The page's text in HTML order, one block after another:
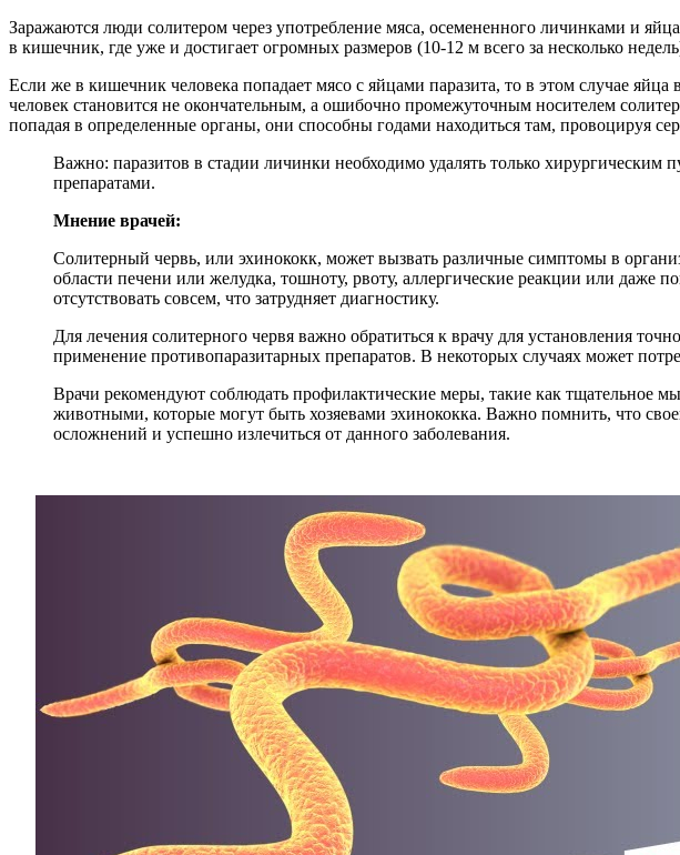
Заражаются люди солитером через употребление мяса, осемененного личинками и
в кишечник, где уже и достигает огромных размеров (10-12 м всего за несколько
Если же в кишечник человека попадает мясо с яйцами паразита, то в этом случае
человек становится не окончательным, а ошибочно промежуточным носителем
попадая в определенные органы, они способны годами находиться там, провоцируя
Важно: паразитов в стадии личинки необходимо удалять только
препаратами.
Мнение врачей:
Солитерный червь, или эхинококк, может вызвать различные симптомы в
области печени или желудка, тошноту, рвоту, аллергические реакции или
отсутствовать совсем, что затрудняет диагностику.
Для лечения солитерного червя важно обратиться к врачу для установления
применение противопаразитарных препаратов. В некоторых случаях может
Врачи рекомендуют соблюдать профилактические меры, такие как тщательное
животными, которые могут быть хозяевами эхинококка. Важно помнить, что
осложнений и успешно излечиться от данного заболевания.